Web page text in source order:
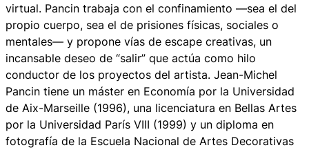
virtual. Pancin trabaja con el confinamiento —sea el del
propio cuerpo, sea el de prisiones físicas, sociales o
mentales— y propone vías de escape creativas, un
incansable deseo de “salir” que actúa como hilo
conductor de los proyectos del artista. Jean-Michel
Pancin tiene un máster en Economía por la Universidad
de Aix-Marseille (1996), una licenciatura en Bellas Artes
por la Universidad París VIII (1999) y un diploma en
fotografía de la Escuela Nacional de Artes Decorativas